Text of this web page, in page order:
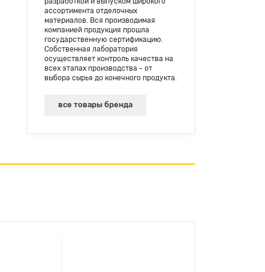
ассортимента отделочных
материалов. Вся производимая
компанией продукция прошла
государственную сертификацию.
Собственная лаборатория
осуществляет контроль качества на
всех этапах производства - от
выбора сырья до конечного продукта.
все товары бренда